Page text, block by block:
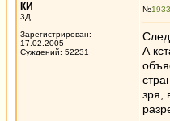
КИ
3Д
Зарегистрирован:
17.02.2005
Суждений: 52231
№
А
зря,